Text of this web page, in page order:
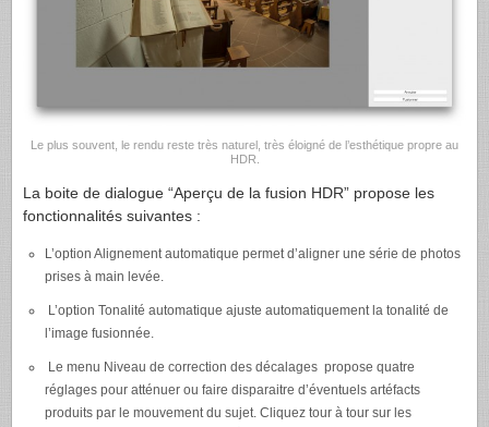
Le plus souvent, le rendu reste très naturel, très éloigné de l’esthétique propre au
HDR.
La boite de dialogue “Aperçu de la fusion HDR” propose les
fonctionnalités suivantes :
L’option Alignement automatique permet d’aligner une série de photos
prises à main levée.
L’option Tonalité automatique ajuste automatiquement la tonalité de
l’image fusionnée.
Le menu Niveau de correction des décalages propose quatre
réglages pour atténuer ou faire disparaitre d’éventuels artéfacts
produits par le mouvement du sujet. Cliquez tour à tour sur les